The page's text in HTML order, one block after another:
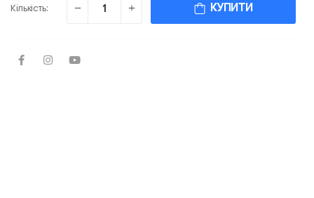
Кількість: КУПИТИ